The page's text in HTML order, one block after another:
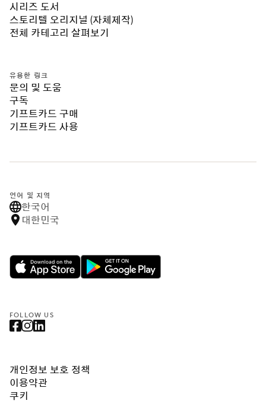
시리즈 도서
스토리텔 오리지널 (자체제작)
전체 카테고리 살펴보기
유용한 링크
문의 및 도움
구독
기프트카드 구매
기프트카드 사용
언어 및 지역
한국어
대한민국
FOLLOW US
개인정보 보호 정책
이용약관
쿠키